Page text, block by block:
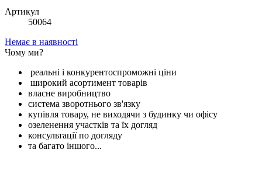
Артикул
50064
Немає в наявності
Чому ми?
реальні і конкурентоспроможні ціни
широкий асортимент товарів
власне виробництво
система зворотнього зв'язку
купівля товару, не виходячи з будинку чи офісу
озеленення участків та їх догляд
консультації по догляду
та багато іншого...